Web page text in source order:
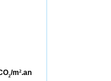
2/m2.an